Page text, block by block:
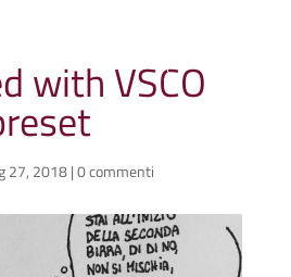
with VSCO
27, 2018|0 commenti